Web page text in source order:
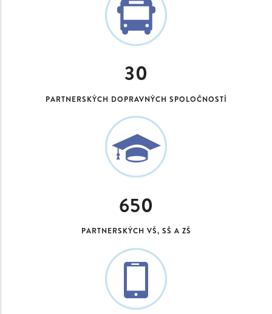
30
PARTNERSKÝCH DOPRAVNÝCH SPOLOČNOSTÍ
650
PARTNERSKÝCH VŠ, SŠ A ZŠ